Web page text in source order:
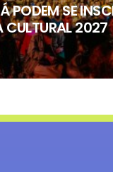
ALEXANDRE
4/08/2026